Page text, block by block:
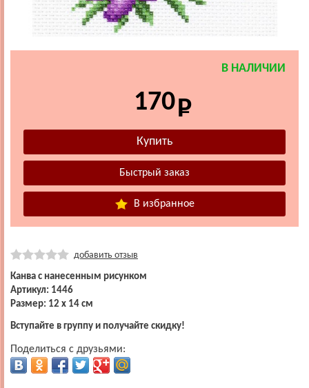
В НАЛИЧИИ
170
В избранное
добавить отзыв
Канва с нанесенным рисунком
Артикул: 1446
Размер: 12 х 14 см
Вступайте в группу и получайте скидку!
Поделиться с друзьями: